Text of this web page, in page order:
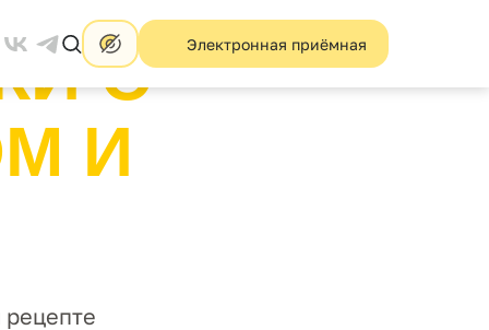
Электронная приёмная
С
И
рецепте